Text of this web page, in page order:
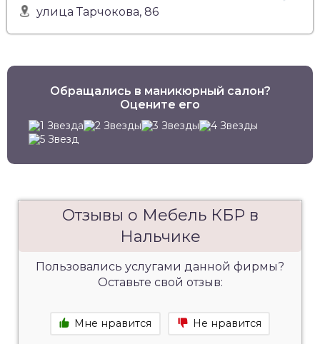
улица Тарчокова, 86
Обращались в маникюрный салон?
Оцените его
Отзывы о Мебель КБР в
Нальчике
Пользовались услугами данной фирмы?
Оставьте свой отзыв:
Мне нравится Не нравится